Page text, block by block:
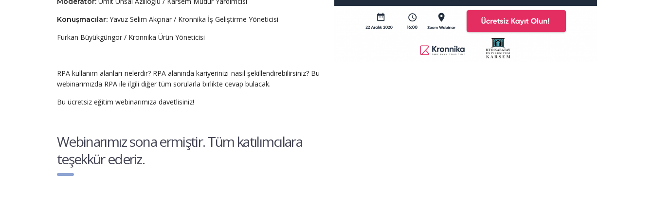
Konuşmacılar: Yavuz Selim Akçınar / Kronnika İş Geliştirme Yöneticisi
Furkan Büyükgüngör / Kronnika Ürün Yöneticisi
RPA kullanım alanları nelerdir? RPA alanında kariyerinizi nasıl şekillendirebilirsiniz? Bu
webinarımızda RPA ile ilgili diğer tüm sorularla birlikte cevap bulacak.
Bu ücretsiz eğitim webinarımıza davetlisiniz!
Webinarımız sona ermiştir. Tüm katılımcılara
teşekkür ederiz.